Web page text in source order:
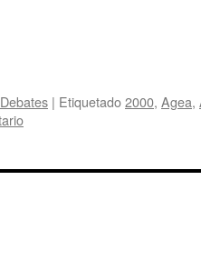
Debates | Etiquetado2000, Agea,